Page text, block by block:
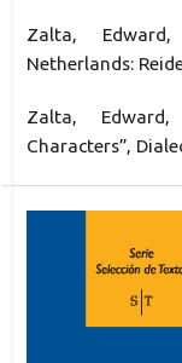
Zalta,
Netherlands:
Zalta,
Characters”,